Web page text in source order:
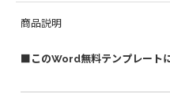
商品説明
■このWord無料テンプレート